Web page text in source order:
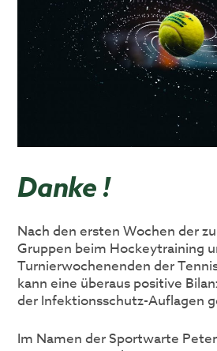
Danke !
Nach den ersten Wochen der
Gruppen beim Hockeytraining
Turnierwochenenden der
kann eine überaus positive
der Infektionsschutz-Auflagen
Im Namen der Sportwarte